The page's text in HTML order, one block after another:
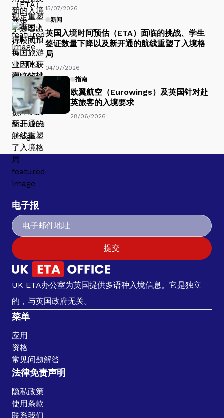
15/07/2026
新闻
英国入境时间预估（ETA）面临的挑战、学生
签证数量下降以及新开通的航线重塑了入境格
局
04/07/2026
指南
欧翼航空（Eurowings）及英国针对赴
英旅客的入境要求
28/06/2026
电子报
提交
UK ETA办公室为英国提供多语种入境信息。它是独立
的，与英国政府无关。
菜单
应用
资格
常见问题解答
法律免责声明
隐私政策
使用条款
联系我们